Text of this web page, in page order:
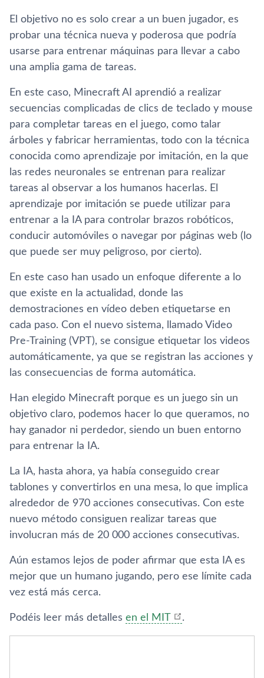
El objetivo no es solo crear a un buen jugador, es
probar una técnica nueva y poderosa que podría
usarse para entrenar máquinas para llevar a cabo
una amplia gama de tareas.
En este caso, Minecraft AI aprendió a realizar
secuencias complicadas de clics de teclado y mouse
para completar tareas en el juego, como talar
árboles y fabricar herramientas, todo con la técnica
conocida como aprendizaje por imitación, en la que
las redes neuronales se entrenan para realizar
tareas al observar a los humanos hacerlas. El
aprendizaje por imitación se puede utilizar para
entrenar a la IA para controlar brazos robóticos,
conducir automóviles o navegar por páginas web (lo
que puede ser muy peligroso, por cierto).
En este caso han usado un enfoque diferente a lo
que existe en la actualidad, donde las
demostraciones en vídeo deben etiquetarse en
cada paso. Con el nuevo sistema, llamado Video
Pre-Training (VPT), se consigue etiquetar los videos
automáticamente, ya que se registran las acciones y
las consecuencias de forma automática.
Han elegido Minecraft porque es un juego sin un
objetivo claro, podemos hacer lo que queramos, no
hay ganador ni perdedor, siendo un buen entorno
para entrenar la IA.
La IA, hasta ahora, ya había conseguido crear
tablones y convertirlos en una mesa, lo que implica
alrededor de 970 acciones consecutivas. Con este
nuevo método consiguen realizar tareas que
involucran más de 20 000 acciones consecutivas.
Aún estamos lejos de poder afirmar que esta IA es
mejor que un humano jugando, pero ese límite cada
vez está más cerca.
Podéis leer más detalles en el MIT .